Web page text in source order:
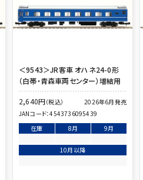
＜9543＞JR客車 オハネ24-0形
（白帯・青森車両センター）増結用
2,640円（税込）
2026年6月発売
JANコード：4543736095439
在庫
8月 9月
10月以降